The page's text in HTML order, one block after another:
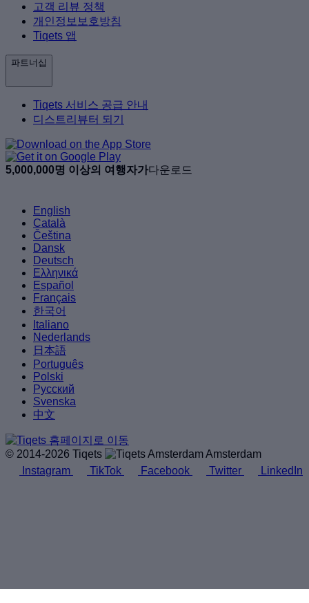
고객 리뷰 정책
개인정보보호방침
Tiqets 앱
파트너십
Tiqets 서비스 공급 안내
디스트리뷰터 되기
5,000,000명 이상의 여행자가다운로드
English
Català
Čeština
Dansk
Deutsch
Ελληνικά
Español
Français
한국어
Italiano
Nederlands
日本語
Português
Polski
Русский
Svenska
中文
© 2014-2026 Tiqets
Amsterdam
Instagram
TikTok Facebook Twitter LinkedIn